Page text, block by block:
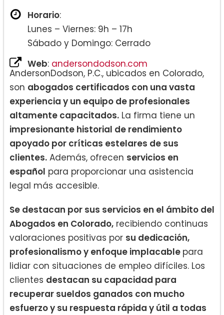
Horario:
Lunes – Viernes: 9h – 17h
Sábado y Domingo: Cerrado
Web: andersondodson.com
AndersonDodson, P.C., ubicados en Colorado,
son abogados certificados con una vasta
experiencia y un equipo de profesionales
altamente capacitados. La firma tiene un
impresionante historial de rendimiento
apoyado por críticas estelares de sus
clientes. Además, ofrecen servicios en
español para proporcionar una asistencia
legal más accesible.
Se destacan por sus servicios en el ámbito del
Abogados en Colorado, recibiendo continuas
valoraciones positivas por su dedicación,
profesionalismo y enfoque implacable para
lidiar con situaciones de empleo difíciles. Los
clientes destacan su capacidad para
recuperar sueldos ganados con mucho
esfuerzo y su respuesta rápida y útil a todas